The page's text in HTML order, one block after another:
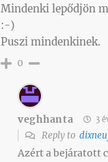
Mindenki lepődjön
:-)
Puszi mindenkinek.
0
veghhanta 3
Reply to
Azért a bejáratott